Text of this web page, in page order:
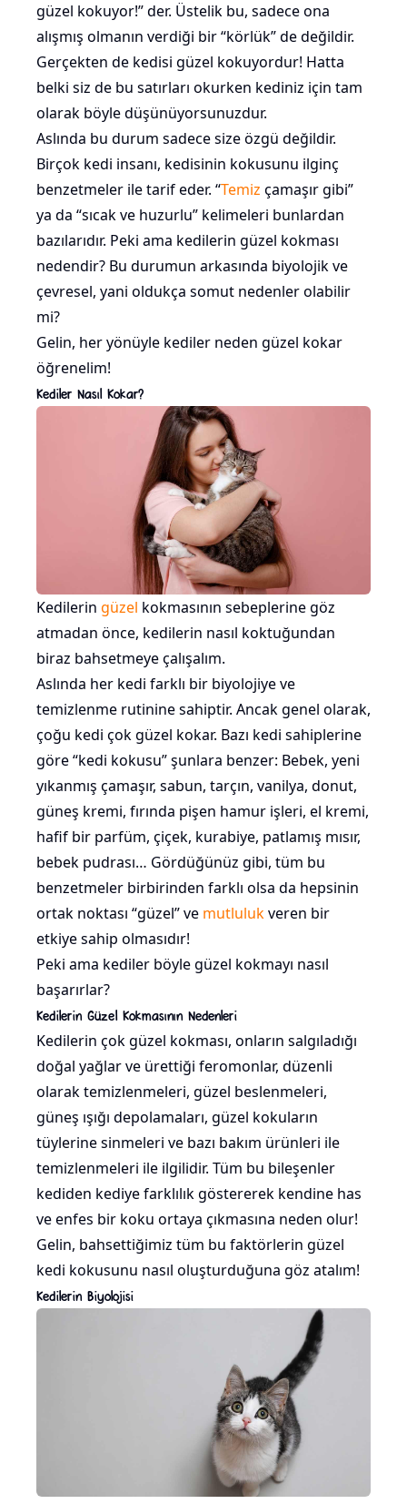
güzel kokuyor!” der. Üstelik bu, sadece ona
alışmış olmanın verdiği bir “körlük” de değildir.
Gerçekten de kedisi güzel kokuyordur! Hatta
belki siz de bu satırları okurken kediniz için tam
olarak böyle düşünüyorsunuzdur.
Aslında bu durum sadece size özgü değildir.
Birçok kedi insanı, kedisinin kokusunu ilginç
benzetmeler ile tarif eder. “Temiz çamaşır gibi”
ya da “sıcak ve huzurlu” kelimeleri bunlardan
bazılarıdır. Peki ama kedilerin güzel kokması
nedendir? Bu durumun arkasında biyolojik ve
çevresel, yani oldukça somut nedenler olabilir
mi?
Gelin, her yönüyle kediler neden güzel kokar
öğrenelim!
Kediler Nasıl Kokar?
Kedilerin güzel kokmasının sebeplerine göz
atmadan önce, kedilerin nasıl koktuğundan
biraz bahsetmeye çalışalım.
Aslında her kedi farklı bir biyolojiye ve
temizlenme rutinine sahiptir. Ancak genel olarak,
çoğu kedi çok güzel kokar. Bazı kedi sahiplerine
göre “kedi kokusu” şunlara benzer: Bebek, yeni
yıkanmış çamaşır, sabun, tarçın, vanilya, donut,
güneş kremi, fırında pişen hamur işleri, el kremi,
hafif bir parfüm, çiçek, kurabiye, patlamış mısır,
bebek pudrası… Gördüğünüz gibi, tüm bu
benzetmeler birbirinden farklı olsa da hepsinin
ortak noktası “güzel” ve mutlulukveren bir
etkiye sahip olmasıdır!
Peki ama kediler böyle güzel kokmayı nasıl
başarırlar?
Kedilerin Güzel Kokmasının Nedenleri
Kedilerin çok güzel kokması, onların salgıladığı
doğal yağlar ve ürettiği feromonlar, düzenli
olarak temizlenmeleri, güzel beslenmeleri,
güneş ışığı depolamaları, güzel kokuların
tüylerine sinmeleri ve bazı bakım ürünleri ile
temizlenmeleri ile ilgilidir. Tüm bu bileşenler
kediden kediye farklılık göstererek kendine has
ve enfes bir koku ortaya çıkmasına neden olur!
Gelin, bahsettiğimiz tüm bu faktörlerin güzel
kedi kokusunu nasıl oluşturduğuna göz atalım!
Kedilerin Biyolojisi